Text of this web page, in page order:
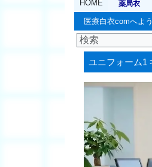
HOME 薬局衣
医療白衣comへよ
ユニフォーム1